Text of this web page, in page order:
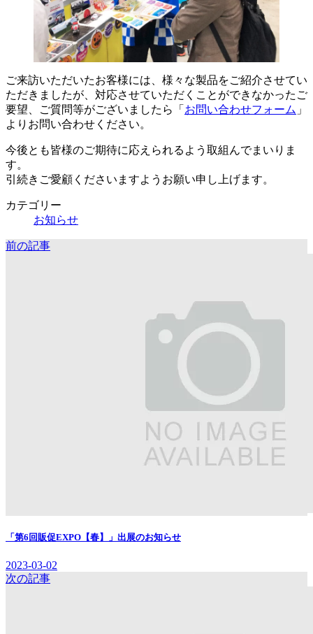
ご来訪いただいたお客様には、様々な製品をご紹介させてい
ただきましたが、対応させていただくことができなかったご
要望、ご質問等がございましたら「 お問い合わせフォーム 」
よりお問い合わせください。
今後とも皆様のご期待に応えられるよう取組んでまいりま
す。
引続きご愛顧くださいますようお願い申し上げます。
カテゴリー
お知らせ
前の記事
「第6回販促EXPO【春】」出展のお知らせ
2023-03-02
次の記事